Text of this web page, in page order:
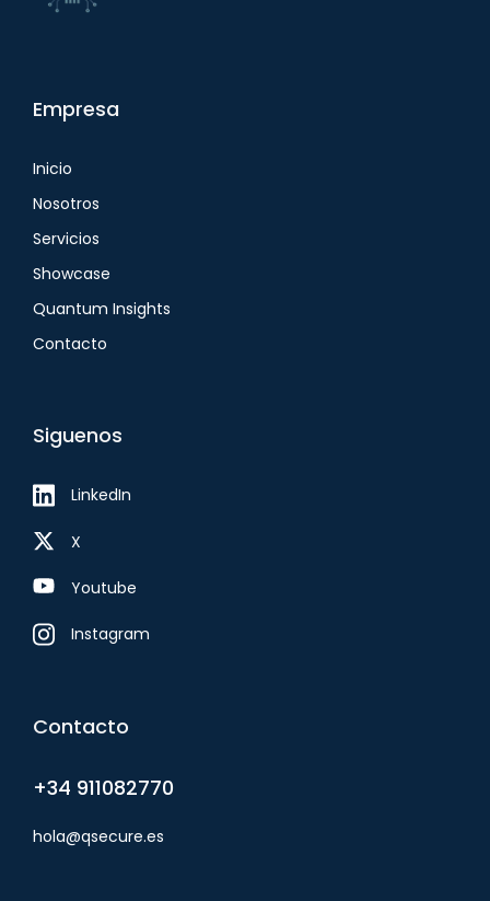
Empresa
Inicio
Nosotros
Servicios
Showcase
Quantum Insights
Contacto
Siguenos
LinkedIn
X
Youtube
Instagram
Contacto
+34 911082770
hola@qsecure.es